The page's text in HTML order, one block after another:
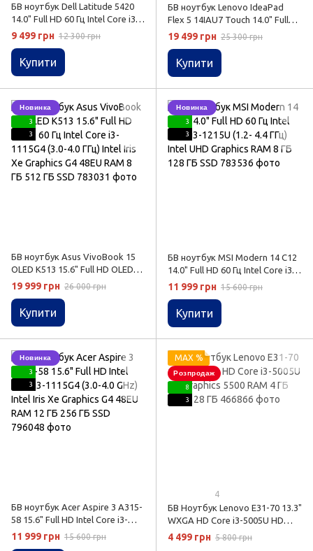
БВ ноутбук Dell Latitude 5420
14.0" Full HD 60 Гц Intel Core i3-
1125G4 (2.0-3.70 ГГц) Intel Iris Xe
Graphics G4 48EU RAM 16 ГБ
256 ГБ SSD
9 499 грн 12 300 грн
Купити
БВ ноутбук Lenovo IdeaPad
Flex 5 14IAU7 Touch 14.0" Full
HD Touch Intel Core i3-1215U
(1.2- 4.4 ГГц) Intel UHD Graphics
RAM 8 ГБ 128 ГБ SSD
19 499 грн 25 300 грн
Купити
Новинка
3
3
БВ ноутбук Asus VivoBook 15
OLED K513 15.6" Full HD OLED
60 Гц Intel Core i3-1115G4 (3.0-
4.0 ГГц) Intel Iris Xe Graphics G4
48EU RAM 8 ГБ 512 ГБ SSD
19 999 грн 26 000 грн
Купити
Новинка
3
3
БВ ноутбук MSI Modern 14 C12
14.0" Full HD 60 Гц Intel Core i3-
1215U (1.2- 4.4 ГГц) Intel UHD
Graphics RAM 8 ГБ 128 ГБ SSD
11 999 грн 15 600 грн
Купити
Новинка
3
3
БВ ноутбук Acer Aspire 3 A315-
58 15.6" Full HD Intel Core i3-
1115G4 (3.0-4.0 GHz) Intel Iris Xe
Graphics G4 48EU RAM 12 ГБ
11 999 грн 15 600 грн
MAX %
Розпродаж
8
3
4
БВ Ноутбук Lenovo E31-70 13.3"
WXGA HD Core i3-5005U HD
Graphics 5500 RAM 4 ГБ SSD 128
4 499 грн 5 800 грн